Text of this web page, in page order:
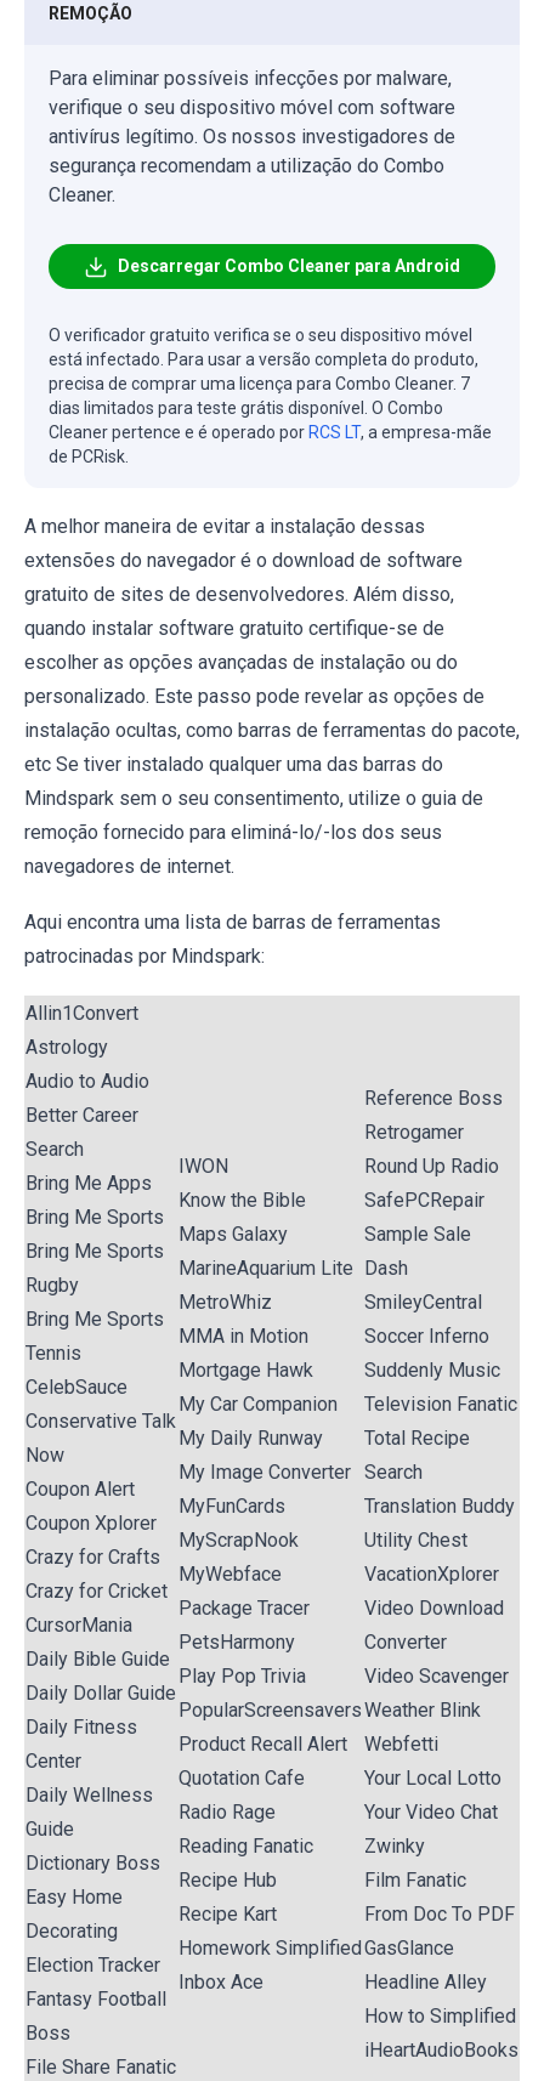
REMOÇÃO
Para eliminar possíveis infecções por malware,
verifique o seu dispositivo móvel com software
antivírus legítimo. Os nossos investigadores de
segurança recomendam a utilização do Combo
Cleaner.
Descarregar Combo Cleaner para Android
O verificador gratuito verifica se o seu dispositivo móvel
está infectado. Para usar a versão completa do produto,
precisa de comprar uma licença para Combo Cleaner. 7
dias limitados para teste grátis disponível. O Combo
Cleaner pertence e é operado por RCS LT, a empresa-mãe
de PCRisk.
A melhor maneira de evitar a instalação dessas
extensões do navegador é o download de software
gratuito de sites de desenvolvedores. Além disso,
quando instalar software gratuito certifique-se de
escolher as opções avançadas de instalação ou do
personalizado. Este passo pode revelar as opções de
instalação ocultas, como barras de ferramentas do pacote,
etc Se tiver instalado qualquer uma das barras do
Mindspark sem o seu consentimento, utilize o guia de
remoção fornecido para eliminá-lo/-los dos seus
navegadores de internet.
Aqui encontra uma lista de barras de ferramentas
patrocinadas por Mindspark:
Allin1Convert
Astrology
Audio to Audio
Better Career
Search
Bring Me Apps
Bring Me Sports
Bring Me Sports
Rugby
Bring Me Sports
Tennis
CelebSauce
Conservative Talk
Now
Coupon Alert
Coupon Xplorer
Crazy for Crafts
Crazy for Cricket
CursorMania
Daily Bible Guide
Daily Dollar Guide
Daily Fitness
Center
Daily Wellness
Guide
Dictionary Boss
Easy Home
Decorating
Election Tracker
Fantasy Football
Boss
File Share Fanatic
IWON
Know the Bible
Maps Galaxy
MarineAquarium Lite
MetroWhiz
MMA in Motion
Mortgage Hawk
My Car Companion
My Daily Runway
My Image Converter
MyFunCards
MyScrapNook
MyWebface
Package Tracer
PetsHarmony
Play Pop Trivia
PopularScreensavers
Product Recall Alert
Quotation Cafe
Radio Rage
Reading Fanatic
Recipe Hub
Recipe Kart
Homework Simplified
Inbox Ace
Reference Boss
Retrogamer
Round Up Radio
SafePCRepair
Sample Sale
Dash
SmileyCentral
Soccer Inferno
Suddenly Music
Television Fanatic
Total Recipe
Search
Translation Buddy
Utility Chest
VacationXplorer
Video Download
Converter
Video Scavenger
Weather Blink
Webfetti
Your Local Lotto
Your Video Chat
Zwinky
Film Fanatic
From Doc To PDF
GasGlance
Headline Alley
How to Simplified
iHeartAudioBooks